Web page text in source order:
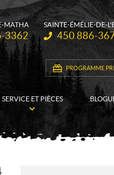
MATHA
3362
SAINTE-ÉMÉLIE-DE-
Téléphone :
450 886-
PROGRAMME
SERVICE ET PIÈCES